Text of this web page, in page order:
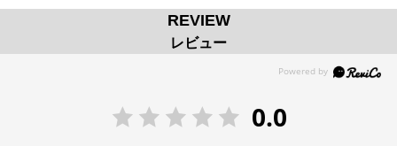
REVIEW
レビュー
0.0